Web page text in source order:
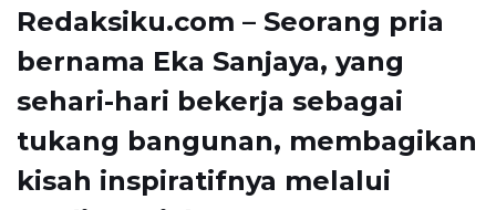
Redaksiku.com – Seorang pria
bernama Eka Sanjaya, yang
sehari-hari bekerja sebagai
tukang bangunan, membagikan
kisah inspiratifnya melalui